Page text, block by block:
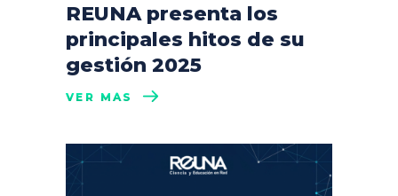
REUNA presenta los
principales hitos de su
gestión 2025
VER MÁS